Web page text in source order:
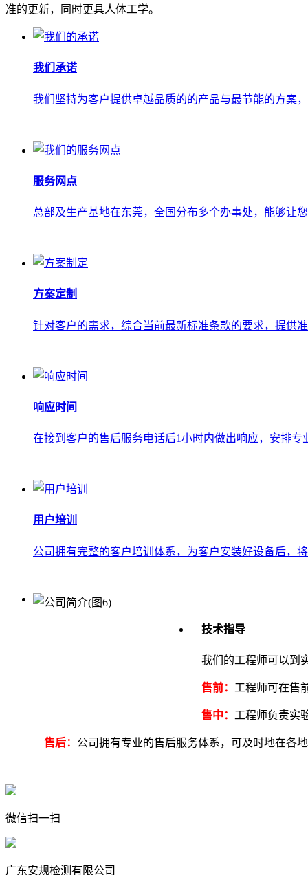
准的更新，同时更具人体工学。
我们承诺
我们坚持为客户提供卓越品质的的产品与最节能的方案
服务网点
总部及生产基地在东莞，全国分布多个办事处，能够让
方案定制
针对客户的需求，综合当前最新标准条款的要求，提供
响应时间
在接到客户的售后服务电话后1小时内做出响应，安排
用户培训
公司拥有完整的客户培训体系，为客户安装好设备后，
技术指导
我们的工程师可以到
售前： 工程师可在售
售中： 工程师负责实
售后： 公司拥有专业的售后服务体系，可及时地在各
微信扫一扫
广东安规检测有限公司